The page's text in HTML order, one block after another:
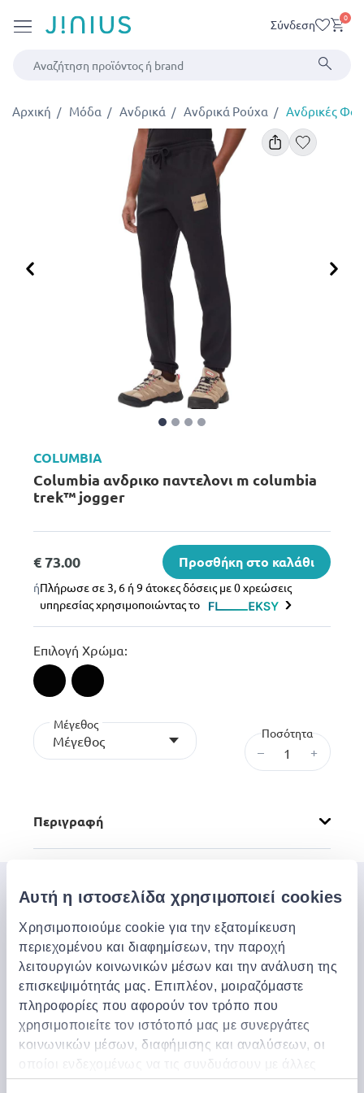
Αυτή η ιστοσελίδα χρησιμοποιεί cookies
Χρησιμοποιούμε cookie για την εξατομίκευση
περιεχομένου και διαφημίσεων, την παροχή
λειτουργιών κοινωνικών μέσων και την ανάλυση της
επισκεψιμότητάς μας. Επιπλέον, μοιραζόμαστε
πληροφορίες που αφορούν τον τρόπο που
χρησιμοποιείτε τον ιστότοπό μας με συνεργάτες
κοινωνικών μέσων, διαφήμισης και αναλύσεων, οι
οποίοι ενδεχομένως να τις συνδυάσουν με άλλες
πληροφορίες που τους έχετε παραχωρήσει ή τις
Σύνδεση 0
Αρχική Μόδα Ανδρικά Ανδρικά Ρούχα Ανδρικές
Προηγούμενο
COLUMBIA
Columbia ανδρικο παντελονι m columbia
trek™ jogger
€ 73.00 Προσθήκη στο καλάθι
ήΠλήρωσε σε 3, 6 ή 9 άτοκες δόσεις με 0 χρεώσεις
υπηρεσίας χρησιμοποιώντας το
Επιλογή Χρώμα:
Μέγεθος
Μέγεθος
Ποσότητα
– +
Περιγραφή
Μπες στον κόσμο της
Jinius
Εάν θέλετε να αποκτήσετε έγκαιρη πρόσβαση σε
αποκλειστικές προσφορές, νέα προϊόντα και τα
τελευταία μας νέα, εγγραφείτε παρακάτω.
Εγγραφή